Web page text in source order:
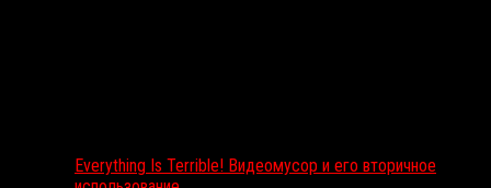
Everything Is Terrible! Видеомусор и его вторичное